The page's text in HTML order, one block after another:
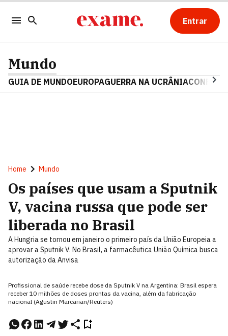
Entrar
Mundo
GUIA DE MUNDOEUROPAGUERRA NA UCRÂNIA
Home Mundo
Os países que usam a Sputnik
V, vacina russa que pode ser
liberada no Brasil
A Hungria se tornou em janeiro o primeiro país da União Europeia a
aprovar a Sputnik V. No Brasil, a farmacêutica União Química busca
autorização da Anvisa
Profissional de saúde recebe dose da Sputnik V na Argentina: Brasil espera
receber 10 milhões de doses prontas da vacina, além da fabricação
nacional (Agustin Marcarian/Reuters)